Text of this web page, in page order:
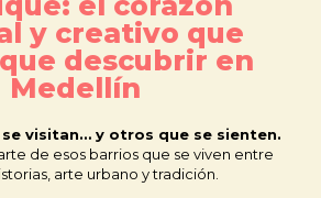
y creativo que
descubrir en
Medellín
se visitan… y otros que se sienten.
de esos barrios que se viven entre
arte urbano y tradición.